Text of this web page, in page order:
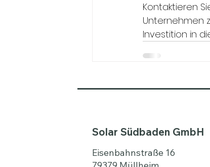
Kontaktieren
Unternehmen
Investition in
Solar Südbaden GmbH
Eisenbahnstraße 16